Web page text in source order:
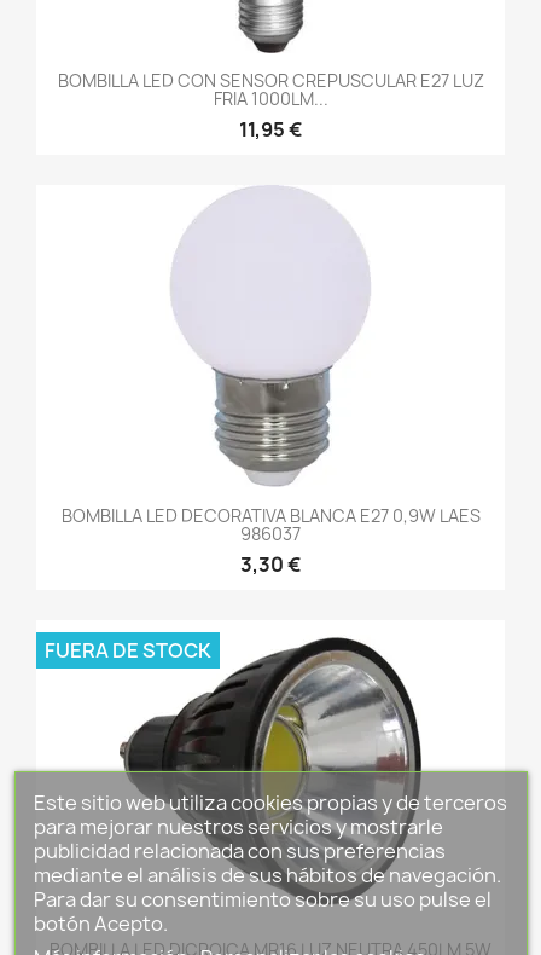
BOMBILLA LED CON SENSOR CREPUSCULAR E27 LUZ
FRIA 1000LM...
11,95 €
BOMBILLA LED DECORATIVA BLANCA E27 0,9W LAES
986037
3,30 €
BOMBILLA LED DICROICA MR16 LUZ NEUTRA 450LM 5W
FUERA DE STOCK
Este sitio web utiliza cookies propias y de terceros
para mejorar nuestros servicios y mostrarle
publicidad relacionada con sus preferencias
mediante el análisis de sus hábitos de navegación.
Para dar su consentimiento sobre su uso pulse el
botón Acepto.